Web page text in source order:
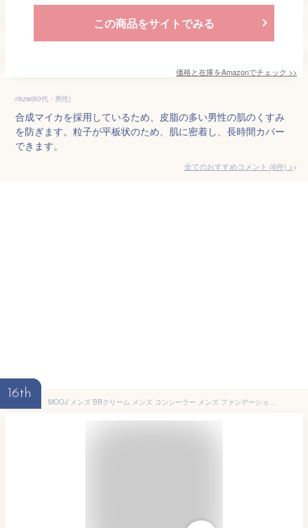
この商品をサイトでみる
価格と在庫をAmazonでチェック >>
nkzw(60代・男性)
合成マイカを採用しているため、皮脂の多い男性の肌のくすみ
を防ぎます。粒子が平板状のため、肌に密着し、長時間カバー
できます。
全てのおすすめコメント (6件) >
16th
MOOJ メンズ BBクリーム メンズ コンシーラー メンズ ファンデーション 【メーキャップ効果で 青ひげ/クマ/ニキビ跡/毛穴 を隠す】 日焼け止め【SPF37 PA+++】 髭隠し テカリ ニキビ跡 青髭 青ひげ 隠し シミ クマ くま ファンデーション コンシーラー